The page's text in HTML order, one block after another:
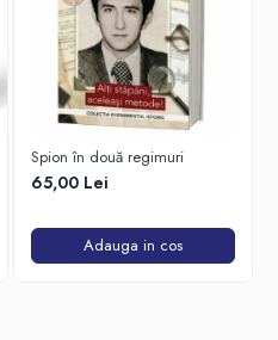
Spion în două regimuri
65,00 Lei
Adauga in cos